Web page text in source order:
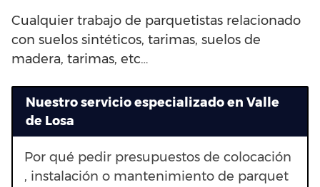
Cualquier trabajo de parquetistas relacionado
con suelos sintéticos, tarimas, suelos de
madera, tarimas, etc…
Nuestro servicio especializado en Valle
de Losa
Por qué pedir presupuestos de colocación
, instalación o mantenimiento de parquet